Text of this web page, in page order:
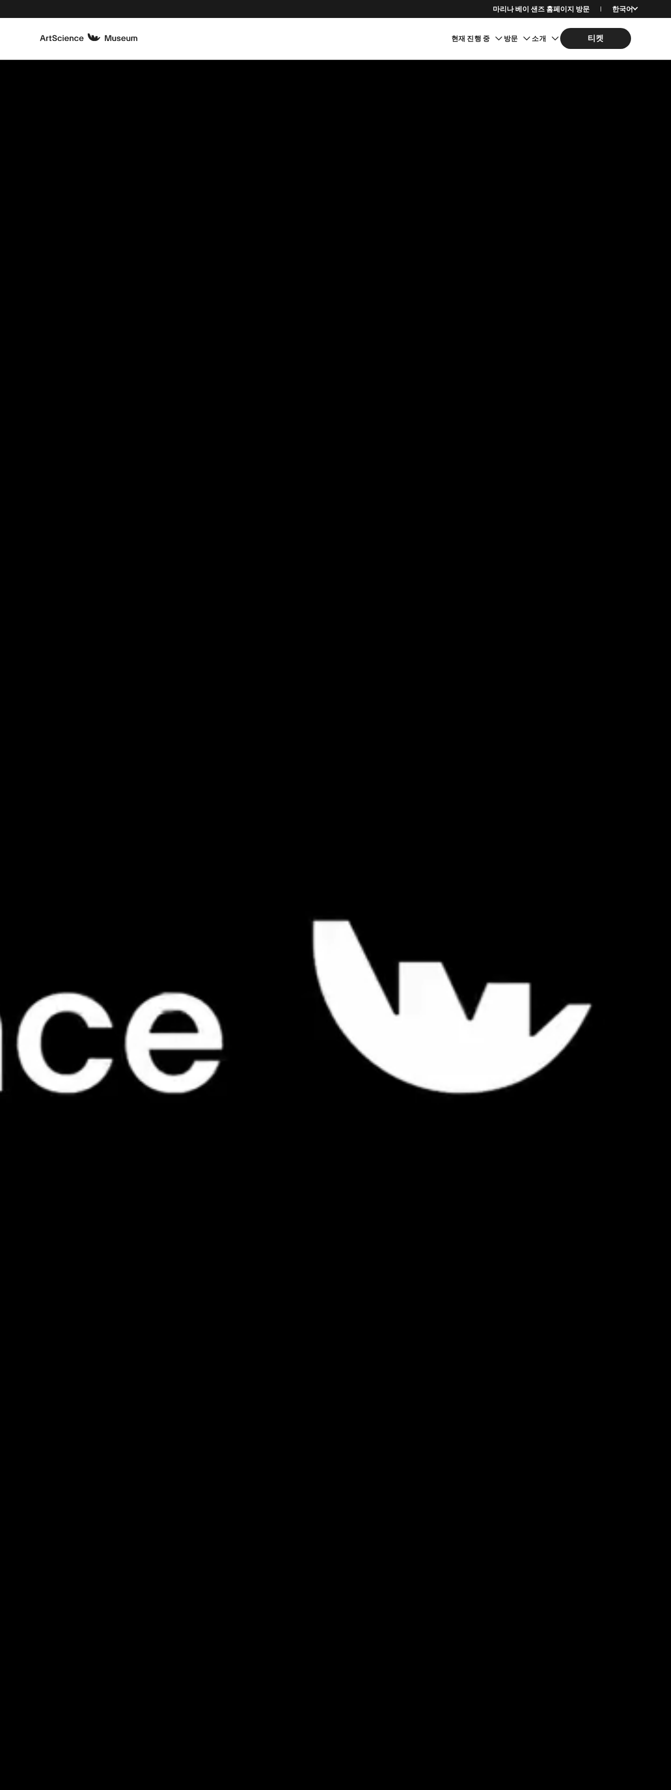
마리나 베이 샌즈 홈페이지 방문 한국어
English
简体中文
繁體中文
현재 진행 중 방문 소개 티켓